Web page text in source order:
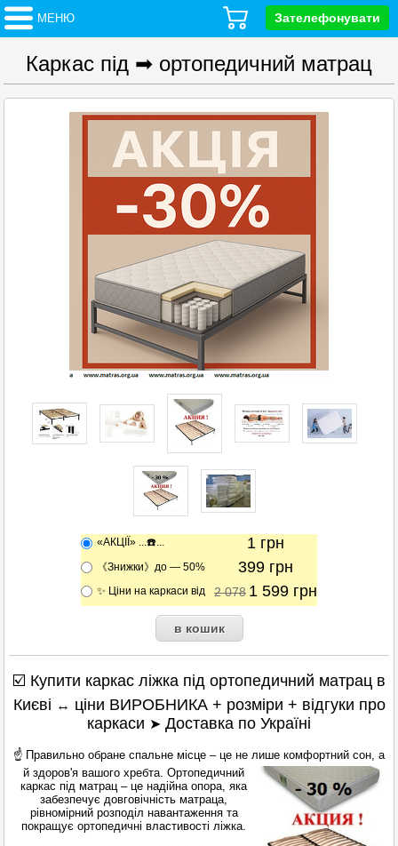
МЕНЮ Зателефонувати
Каркас під ➡ ортопедичний матрац
«АКЦІЇ» ...☎️... 1 грн
《Знижки》до — 50% 399 грн
✨ Ціни на каркаси від 2 078 1 599 грн
☑️ Купити каркас ліжка під ортопедичний матрац в
Києві ↔ ціни ВИРОБНИКА + розміри + відгуки про
каркаси ➤ Доставка по Україні
☝ Правильно обране спальне місце – це не лише комфортний сон, а
й здоров'я вашого хребта. Ортопедичний
каркас під матрац – це надійна опора, яка
забезпечує довговічність матраца,
рівномірний розподіл навантаження та
покращує ортопедичні властивості ліжка.